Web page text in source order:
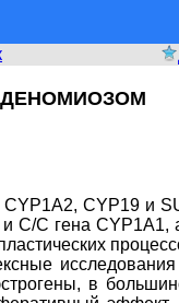
CYP19 и
С/С гена
в